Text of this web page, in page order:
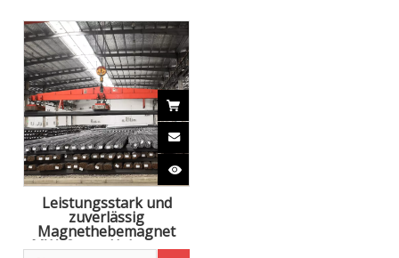
Leistungsstark und
zuverlässig
Magnethebemagnet
MW12 zum Heben von